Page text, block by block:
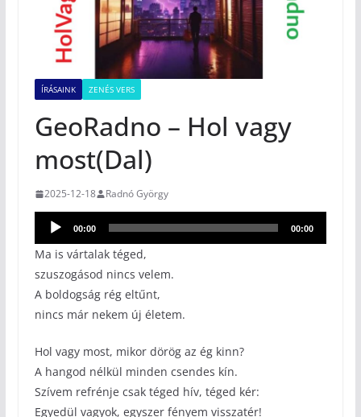
ÍRÁSAINK ZENÉS VERS
GeoRadno – Hol vagy
most(Dal)
2025-12-18 Radnó György
Audió
lejátszó
00:00 00:00
Ma is vártalak téged,
szuszogásod nincs velem.
A boldogság rég eltűnt,
nincs már nekem új életem.
Hol vagy most, mikor dörög az ég kinn?
A hangod nélkül minden csendes kín.
Szívem refrénje csak téged hív, téged kér:
Egyedül vagyok, egyszer fényem visszatér!